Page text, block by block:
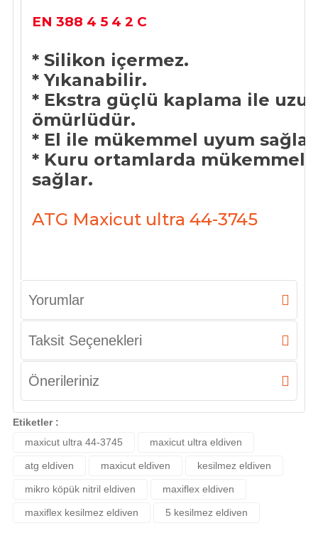
EN 388 4 5 4 2 C
* Silikon içermez.
* Yıkanabilir.
* Ekstra güçlü kaplama ile
ömürlüdür.
* El ile mükemmel uyum
* Kuru ortamlarda mükemmel
sağlar.
ATG Maxicut ultra 44-3745
Yorumlar
Taksit Seçenekleri
Önerileriniz
konularda yetersiz gördüğünüz noktaları öneri formunu kullanarak
tarafımıza iletebilirsiniz.
Görüş ve önerileriniz için teşekkür ederiz.
Etiketler :
maxicut ultra 44-3745
maxicut ultra eldiven
atg eldiven maxicut eldiven kesilmez eldiven
mikro köpük nitril eldiven maxiflex eldiven
maxiflex kesilmez eldiven 5 kesilmez eldiven